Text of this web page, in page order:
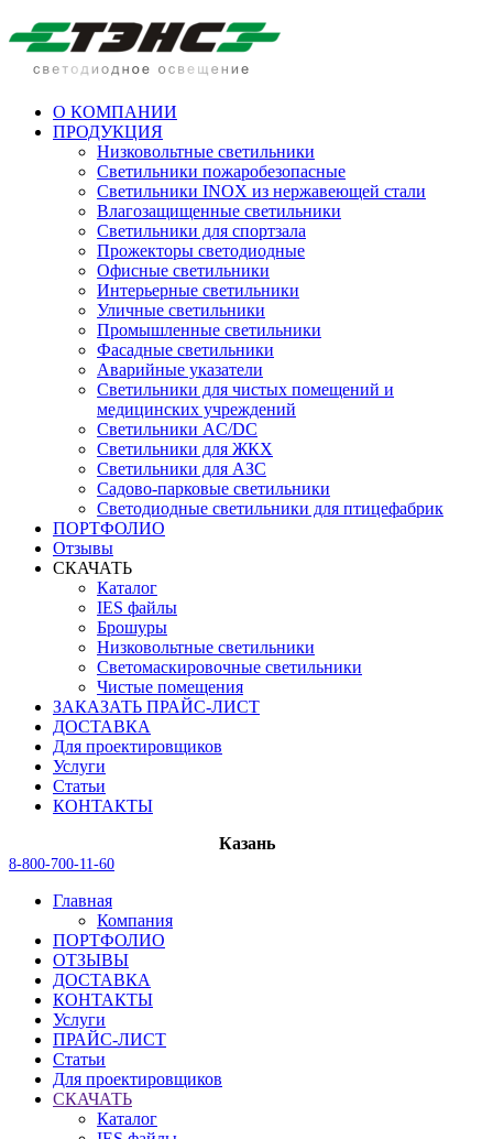
О КОМПАНИИ
ПРОДУКЦИЯ
Низковольтные светильники
Cветильники пожаробезопасные
Светильники INOX из нержавеющей стали
Влагозащищенные светильники
Светильники для спортзала
Прожекторы светодиодные
Офисные светильники
Интерьерные светильники
Уличные светильники
Промышленные светильники
Фасадные светильники
Аварийные указатели
Светильники для чистых помещений и
медицинских учреждений
Светильники AC/DC
Светильники для ЖКХ
Светильники для АЗС
Садово-парковые светильники
Светодиодные светильники для птицефабрик
ПОРТФОЛИО
Отзывы
СКАЧАТЬ
Каталог
IES файлы
Брошуры
Низковольтные светильники
Светомаскировочные светильники
Чистые помещения
ЗАКАЗАТЬ ПРАЙС-ЛИСТ
ДОСТАВКА
Для проектировщиков
Услуги
Статьи
КОНТАКТЫ
Казань
8-800-700-11-60
Главная
Компания
ПОРТФОЛИО
ОТЗЫВЫ
ДОСТАВКА
КОНТАКТЫ
Услуги
ПРАЙС-ЛИСТ
Статьи
Для проектировщиков
СКАЧАТЬ
Каталог